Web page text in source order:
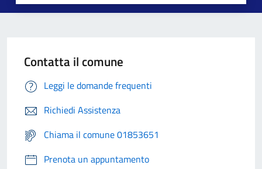
Contatta il comune
Leggi le domande frequenti
Richiedi Assistenza
Chiama il comune 01853651
Prenota un appuntamento